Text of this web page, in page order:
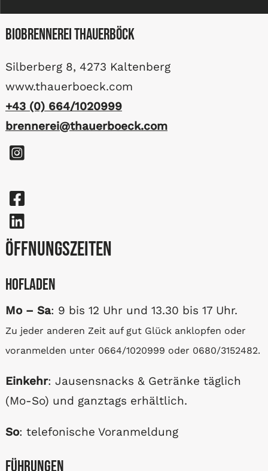
BioBrennerei Thauerböck
Silberberg 8, 4273 Kaltenberg
www.thauerboeck.com
+43 (0) 664/1020999
brennerei@thauerboeck.com
Öffnungszeiten
Hofladen
Mo – Sa: 9 bis 12 Uhr und 13.30 bis 17 Uhr.
Zu jeder anderen Zeit auf gut Glück anklopfen oder
voranmelden unter 0664/1020999 oder 0680/3152482.
Einkehr: Jausensnacks & Getränke täglich
(Mo-So) und ganztags erhältlich.
So: telefonische Voranmeldung
Führungen